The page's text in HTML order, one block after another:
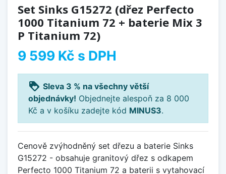
Set Sinks G15272 (dřez Perfecto
1000 Titanium 72 + baterie Mix 3
P Titanium 72)
9 599 Kč s DPH
loyalty Sleva 3 % na všechny větší
objednávky! Objednejte alespoň za 8 000
Kč a v košíku zadejte kód MINUS3.
Cenově zvýhodněný set dřezu a baterie Sinks
G15272 - obsahuje granitový dřez s odkapem
Perfecto 1000 Titanium 72 a baterii s vytahovací